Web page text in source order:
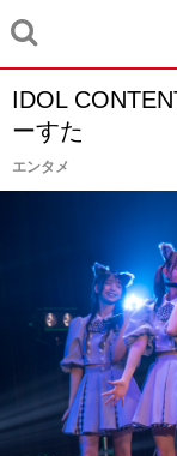
IDOL
ーすた
エンタメ